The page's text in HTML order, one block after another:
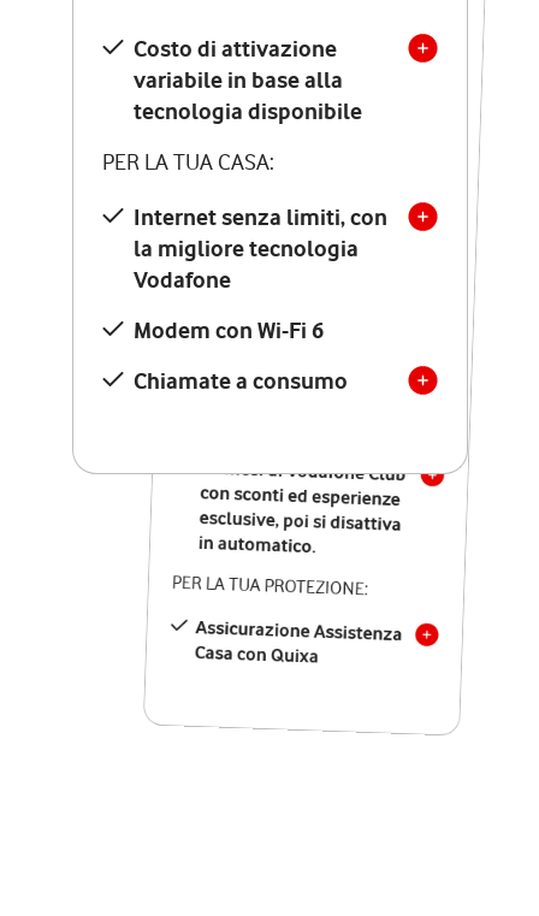
Costo di attivazione
variabile in base alla
tecnologia disponibile
PER LA TUA CASA:
Internet senza limiti, con
la migliore tecnologia
Vodafone
Modem con Wi-Fi 6
Chiamate a consumo
Costo di attivazione
variabile in base alla
tecnologia disponibile
PER LA TUA CASA:
Internet senza limiti, con
la migliore tecnologia
Vodafone
Modem Seven con Wi-Fi 7
Chiamate illimitate verso
numeri fissi e mobili
nazionali
12 mesi di Vodafone Club
con sconti ed esperienze
esclusive, poi si disattiva
in automatico.
PER LA TUA PROTEZIONE:
Assicurazione Assistenza
Casa con Quixa